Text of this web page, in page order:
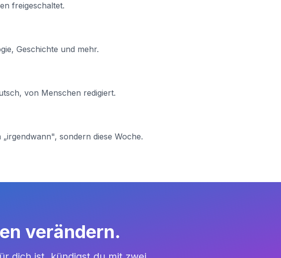
freigeschaltet.
Geschichte und mehr.
von Menschen redigiert.
sondern diese Woche.
verändern.